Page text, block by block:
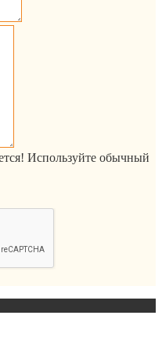
Используйте обычный